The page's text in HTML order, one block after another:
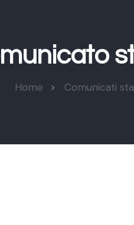
Home Comunicati